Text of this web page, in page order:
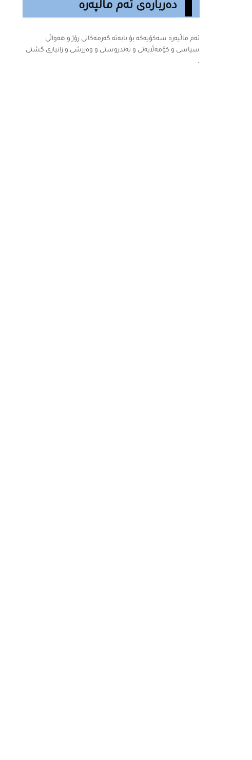
دەربارەی ئەم ماڵپەرە
ئەم ماڵپەرە سه‌كۆیه‌كه‌ بۆ بابه‌ته‌ گه‌رمه‌كانى رۆژ و هەواڵی
سیاسی و کۆمەڵایەتی و تەندروستی و وەرزشی و زانیارى گشتى
.